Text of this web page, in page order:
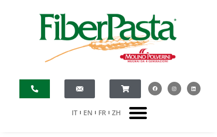
IT EN FR ZH